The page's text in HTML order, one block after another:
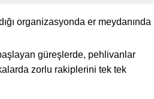
organizasyonda er meydanında
güreşlerde, pehlivanlar
zorlu rakiplerini tek tek